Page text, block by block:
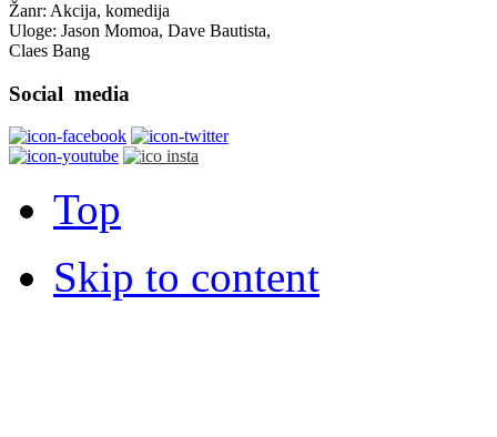
Žanr: Akcija, komedija
Uloge: Jason Momoa, Dave Bautista,
Claes Bang
Social media
Top
Skip to content